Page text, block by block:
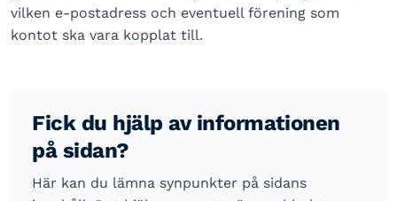
vilken e-postadress och eventuell förening som
kontot ska vara kopplat till.
Fick du hjälp av informationen
på sidan?
Här kan du lämna synpunkter på sidans